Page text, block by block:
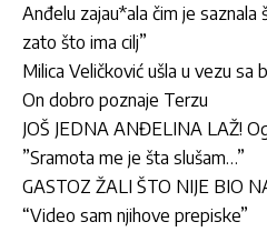
Anđelu zajau*ala čim je
zato što ima cilj”
Milica Veličković ušla u vezu sa
On dobro poznaje Terzu
JOŠ JEDNA ANĐELINA LAŽ!
”Sramota me je šta slušam…”
GASTOZ ŽALI ŠTO NIJE BIO
“Video sam njihove prepiske”